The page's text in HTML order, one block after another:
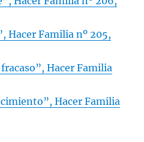
Hacer Familia nº 205,
Hacer Familia
Hacer Familia